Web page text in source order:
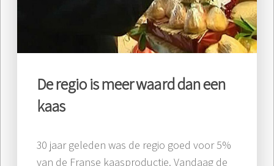
De regio is meer waard dan een
kaas
30 jaar geleden was de regio goed voor 5%
van de Franse kaasproductie. Vandaag de